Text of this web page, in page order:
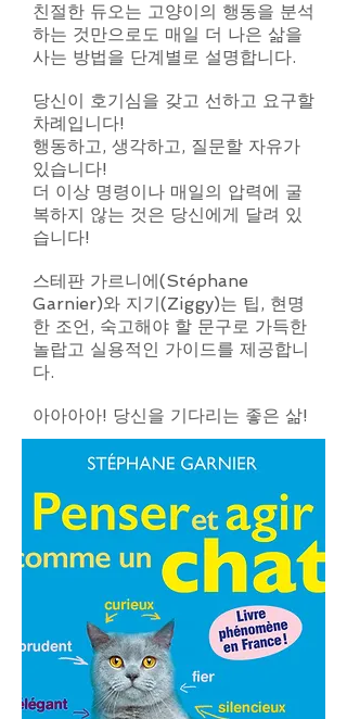
친절한 듀오는 고양이의 행동을 분석
하는 것만으로도 매일 더 나은 삶을
사는 방법을 단계별로 설명합니다.
당신이 호기심을 갖고 선하고 요구할
차례입니다!
행동하고, 생각하고, 질문할 자유가
있습니다!
더 이상 명령이나 매일의 압력에 굴
복하지 않는 것은 당신에게 달려 있
습니다!
스테판 가르니에(Stéphane
Garnier)와 지기(Ziggy)는 팁, 현명
한 조언, 숙고해야 할 문구로 가득한
놀랍고 실용적인 가이드를 제공합니
다.
아아아아! 당신을 기다리는 좋은 삶!